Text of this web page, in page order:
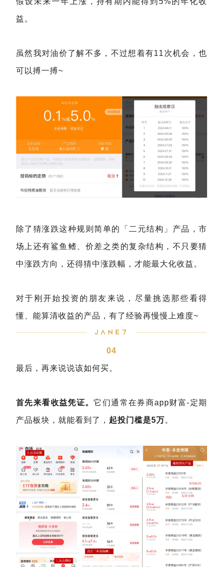
益。
虽然我对油价了解不多，不过想着有11次机会，也
可以搏一搏~
除了猜涨跌这种规则简单的「二元结构」产品，市
场上还有鲨鱼鳍、价差之类的复杂结构，不只要猜
中涨跌方向，还得猜中涨跌幅，才能最大化收益。
对于刚开始投资的朋友来说，尽量挑选那些看得
懂、能算清收益的产品，有了经验再慢慢上难度~
04
最后，再来说说该如何买。
首先来看收益凭证。它们通常在券商app财富-定期
产品板块，就能看到了， 起投门槛是5万 。